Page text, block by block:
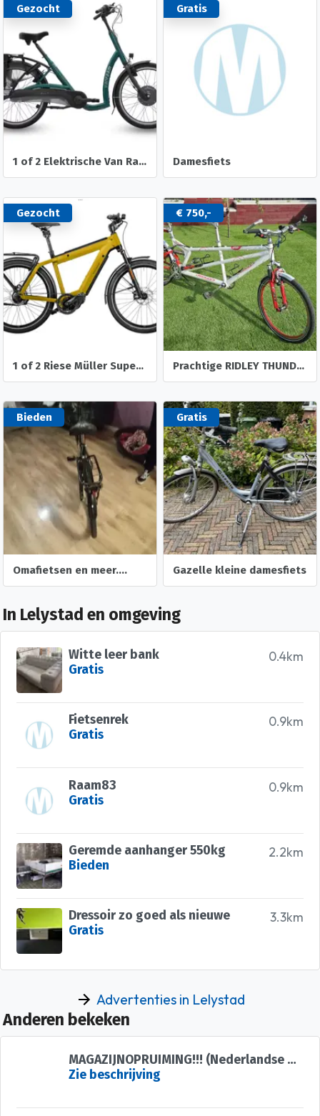
Gezocht
1 of 2 Elektrische Van Raam Balance Fietsen
Gratis
Damesfiets
Gezocht
1 of 2 Riese Müller Supercharger Elektrische Fietsen Gezocht Gevraagd
€ 750,-
Prachtige RIDLEY THUNDER 2 mountainbike tandem
Bieden
Omafietsen en meer....
Gratis
Gazelle kleine damesfiets
In Lelystad en omgeving
0.4km
Witte leer bank
Gratis
0.9km
Fietsenrek
Gratis
0.9km
Raam83
Gratis
2.2km
Geremde aanhanger 550kg
Bieden
3.3km
Dressoir zo goed als nieuwe
Gratis
Advertenties in Lelystad
Anderen bekeken
MAGAZIJNOPRUIMING!!! (Nederlandse Goederen)
Zie beschrijving